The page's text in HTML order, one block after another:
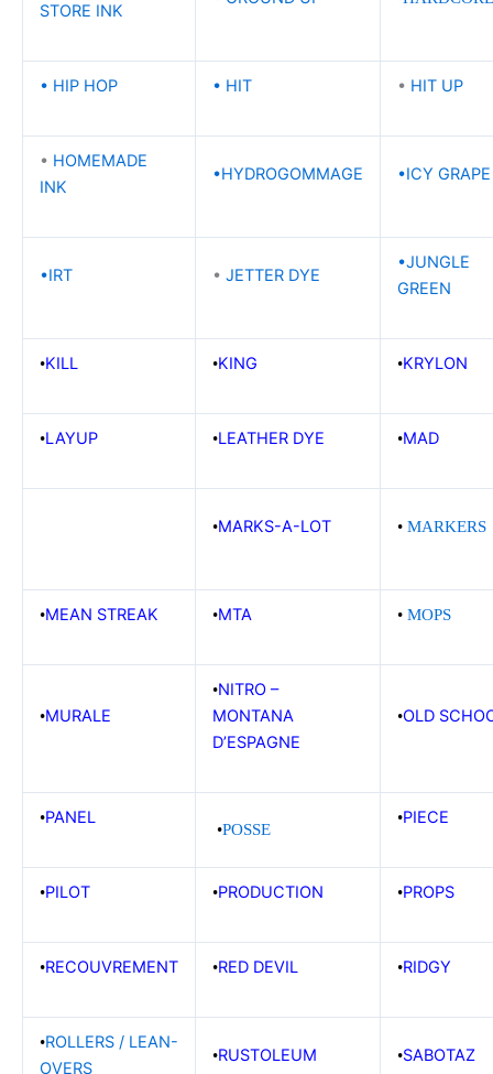
STORE INK
• HIP HOP • HIT • HIT UP
• HOMEMADE
INK
•HYDROGOMMAGE •ICY GRAPE
•IRT • JETTER DYE
•JUNGLE
GREEN
•KILL •KING •KRYLON
•LAYUP •LEATHER DYE •MAD
•MARKS-A-LOT • MARKERS
•MEAN STREAK •MTA • MOPS
•MURALE
•NITRO –
MONTANA
D’ESPAGNE
•OLD
•PANEL
•POSSE
•PIECE
•PILOT •PRODUCTION •PROPS
•RECOUVREMENT •RED DEVIL •RIDGY
•ROLLERS / LEAN-
OVERS
•RUSTOLEUM •SABOTAZ